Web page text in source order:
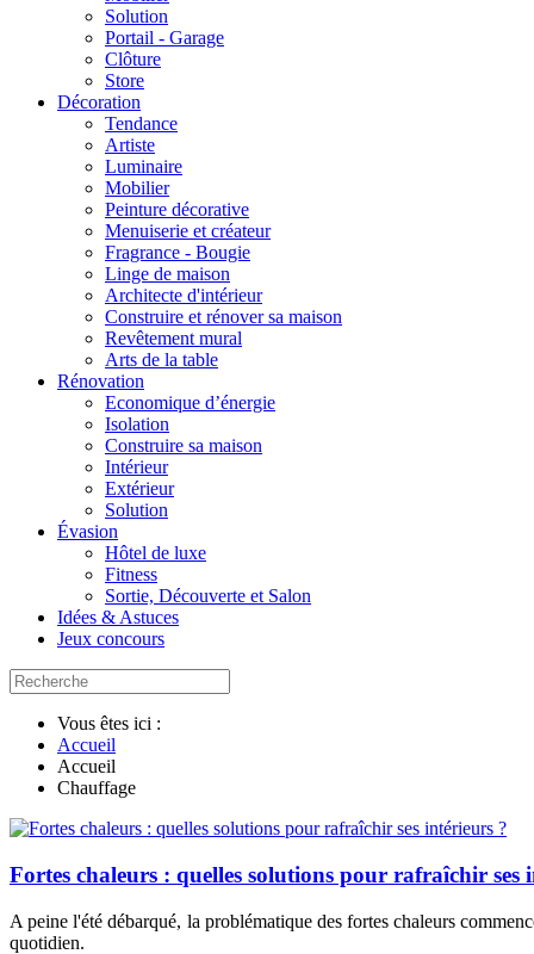
Solution
Portail - Garage
Clôture
Store
Décoration
Tendance
Artiste
Luminaire
Mobilier
Peinture décorative
Menuiserie et créateur
Fragrance - Bougie
Linge de maison
Architecte d'intérieur
Construire et rénover sa maison
Revêtement mural
Arts de la table
Rénovation
Economique d’énergie
Isolation
Construire sa maison
Intérieur
Extérieur
Solution
Évasion
Hôtel de luxe
Fitness
Sortie, Découverte et Salon
Idées & Astuces
Jeux concours
Vous êtes ici :
Accueil
Accueil
Chauffage
Fortes chaleurs : quelles solutions pour rafraîchir ses
A peine l'été débarqué, la problématique des fortes chaleurs
quotidien.